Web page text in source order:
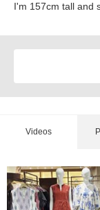
I'm 157cm tall and
Videos